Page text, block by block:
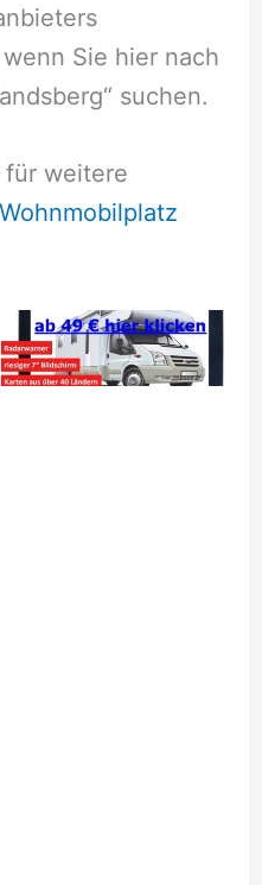
Sie hier nach
suchen.
weitere
Wohnmobilplatz